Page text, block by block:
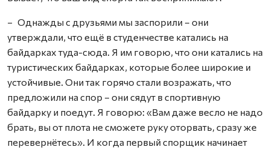
– Однажды с друзьями мы заспорили – они
утверждали, что ещё в студенчестве катались на
байдарках туда-сюда. Я им говорю, что они катались на
туристических байдарках, которые более широкие и
устойчивые. Они так горячо стали возражать, что
предложили на спор – они сядут в спортивную
байдарку и поедут. Я говорю: «Вам даже весло не надо
брать, вы от плота не сможете руку оторвать, сразу же
перевернётесь». И когда первый спорщик начинает